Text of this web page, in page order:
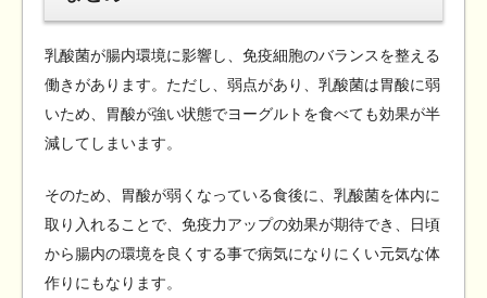
乳酸菌が腸内環境に影響し、免疫細胞のバランスを整える
働きがあります。ただし、弱点があり、乳酸菌は胃酸に弱
いため、胃酸が強い状態でヨーグルトを食べても効果が半
減してしまいます。
そのため、胃酸が弱くなっている食後に、乳酸菌を体内に
取り入れることで、免疫力アップの効果が期待でき、日頃
から腸内の環境を良くする事で病気になりにくい元気な体
作りにもなります。